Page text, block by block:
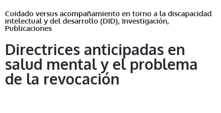
Cuidado versus acompañamiento en torno a la discapacidad
intelectual y del desarrollo (DID), Investigación,
Publicaciones
Directrices anticipadas en
salud mental y el problema
de la revocación